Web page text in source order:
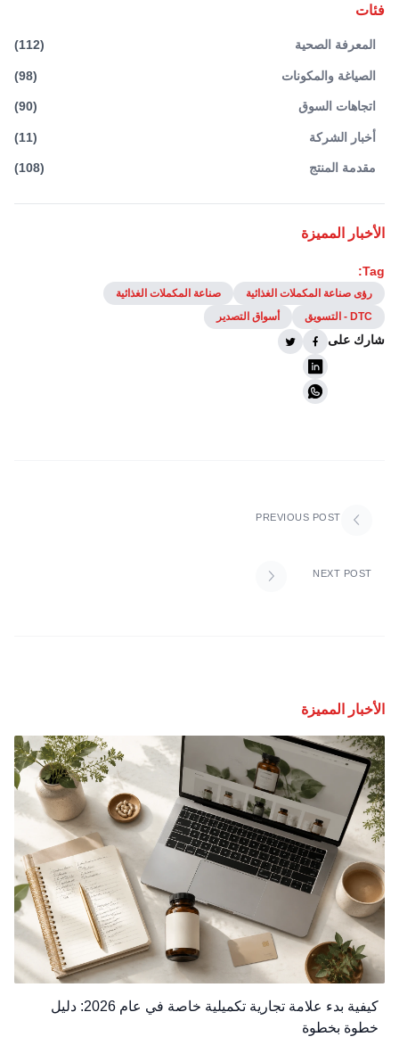
فئات
المعرفة الصحية (
112
)
الصياغة والمكونات (
98
)
اتجاهات السوق (
90
)
أخبار الشركة (
11
)
مقدمة المنتج (
108
)
الأخبار المميزة
Tag:
رؤى صناعة المكملات الغذائية
صناعة المكملات الغذائية
DTC - التسويق
أسواق التصدير
شارك على
PREVIOUS POST
NEXT POST
الأخبار المميزة
كيفية بدء علامة تجارية تكميلية خاصة في عام 2026: دليل
خطوة بخطوة